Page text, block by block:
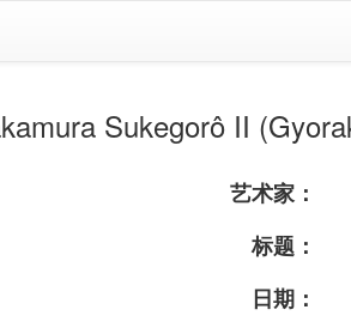
Sukegorô II
艺术家：
标题：
日期：